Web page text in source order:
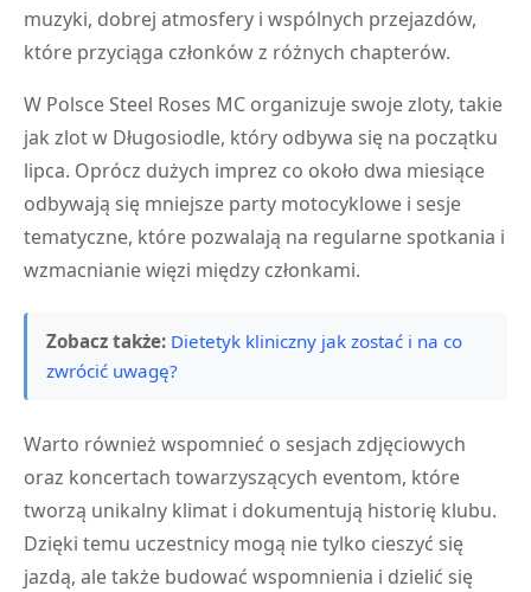
muzyki, dobrej atmosfery i wspólnych przejazdów,
które przyciąga członków z różnych chapterów.
W Polsce Steel Roses MC organizuje swoje zloty, takie
jak zlot w Długosiodle, który odbywa się na początku
lipca. Oprócz dużych imprez co około dwa miesiące
odbywają się mniejsze party motocyklowe i sesje
tematyczne, które pozwalają na regularne spotkania i
wzmacnianie więzi między członkami.
Zobacz także: Dietetyk kliniczny jak zostać i na co
zwrócić uwagę?
Warto również wspomnieć o sesjach zdjęciowych
oraz koncertach towarzyszących eventom, które
tworzą unikalny klimat i dokumentują historię klubu.
Dzięki temu uczestnicy mogą nie tylko cieszyć się
jazdą, ale także budować wspomnienia i dzielić się